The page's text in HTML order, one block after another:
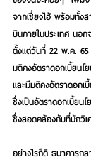
จากเซี่ยงไฮ้ พร้อมทั้ง
บินภายในประเทศ นอก
ตั้งแต่วันที่ 22 พ.ค.
มติคงอัตราดอกเบี้ยนโ
และมีมติคงอัตราดอกเ
ซึ่งเป็นอัตราดอกเบี้ยน
ซึ่งสอดคล้องกับที่นักวิ
อย่างไรก็ดี ธนาคารก